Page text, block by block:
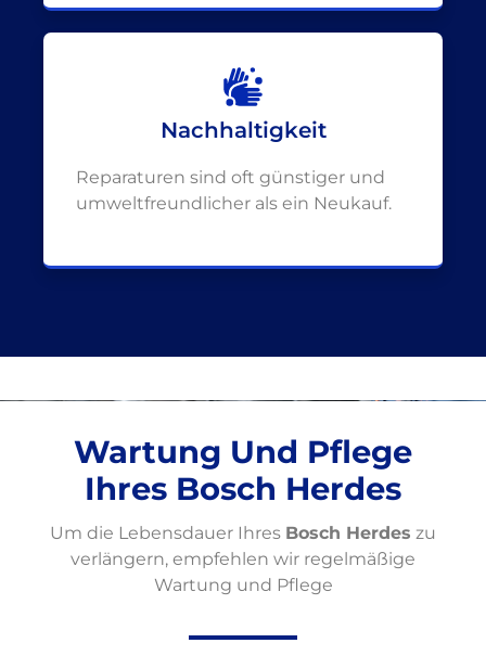
Nachhaltigkeit
Reparaturen sind oft günstiger und
umweltfreundlicher als ein Neukauf.
Wartung Und Pflege
Ihres Bosch Herdes
Um die Lebensdauer Ihres Bosch Herdes zu
verlängern, empfehlen wir regelmäßige
Wartung und Pflege